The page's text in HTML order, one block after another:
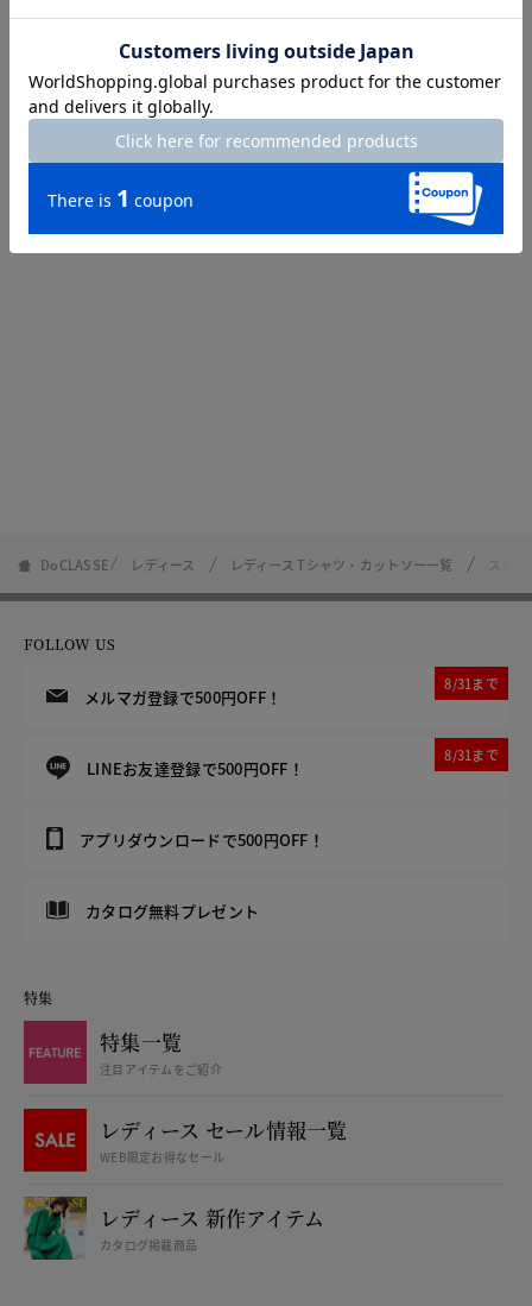
S M L XL XXL
※店舗ではお取り扱いがございません。
DoCLASSE レディース レディース Tシャツ・カットソー一覧 スカ
FOLLOW US
メルマガ登録で500円OFF！
8/31まで
LINEお友達登録で500円OFF！
8/31まで
アプリダウンロードで500円OFF！
カタログ無料プレゼント
特集
特集一覧
注目アイテムをご紹介
レディース セール情報一覧
WEB限定お得なセール
レディース 新作アイテム
カタログ掲載商品